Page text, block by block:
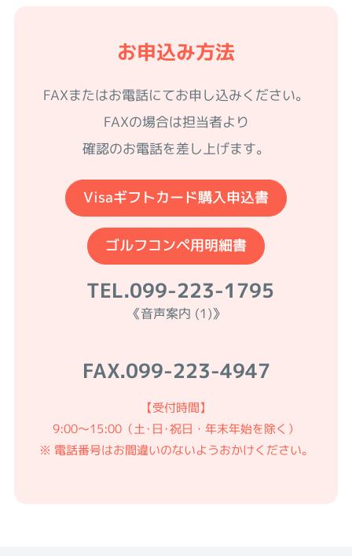
お申込み方法
FAXまたはお電話にてお申し込みください。
FAXの場合は担当者より
確認のお電話を差し上げます。
Visaギフトカード購入申込書
ゴルフコンペ用明細書
TEL.099-223-1795
《音声案内 (1)》
FAX.099-223-4947
【受付時間】
9:00〜15:00（土･日･祝日・年末年始を除く）
※ 電話番号はお間違いのないようおかけください。